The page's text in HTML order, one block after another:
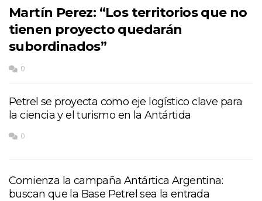
Martín Perez: “Los territorios que no
tienen proyecto quedarán
subordinados”
0
Petrel se proyecta como eje logístico clave para
la ciencia y el turismo en la Antártida
0
Comienza la campaña Antártica Argentina:
buscan que la Base Petrel sea la entrada